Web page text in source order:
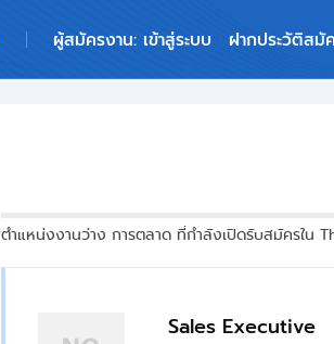
ผู้สมัครงาน: เข้าสู่ระบบ ฝากประวัติสมั
ตำแหน่งงานว่าง การตลาด ที่กำลังเปิดรับสมัครใน
Sales Executive